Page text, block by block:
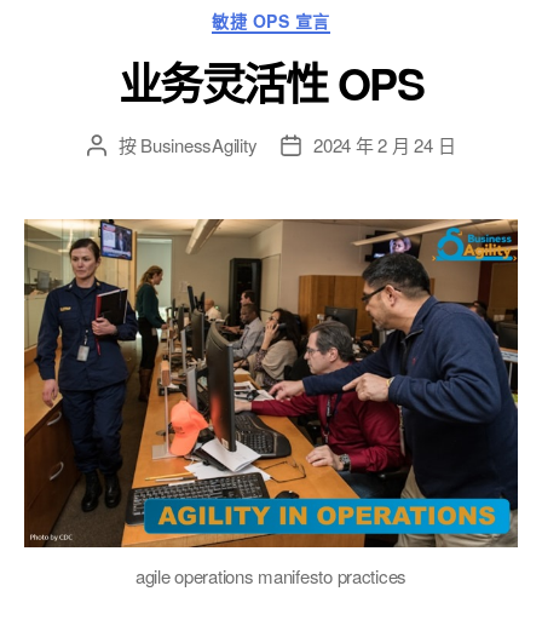
類
別
敏捷 OPS 宣言
业务灵活性 OPS
貼
者
按BusinessAgility
發
期
2024 年 2 月 24 日
agile operations manifesto practices